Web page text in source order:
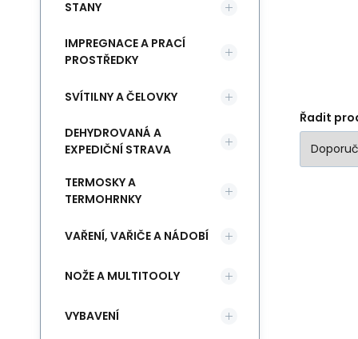
Řadit
STANY
IMPREGNACE A PRACÍ
PROSTŘEDKY
SVÍTILNY A ČELOVKY
DEHYDROVANÁ A
EXPEDIČNÍ STRAVA
TERMOSKY A
TERMOHRNKY
VAŘENÍ, VAŘIČE A NÁDOBÍ
NOŽE A MULTITOOLY
VYBAVENÍ